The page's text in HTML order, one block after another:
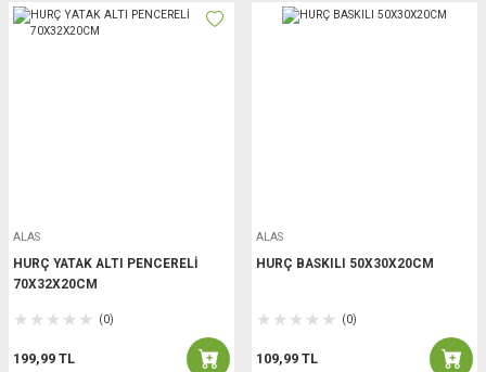
ALAS
HURÇ YATAK ALTI PENCERELİ
70X32X20CM
(0)
199,99 TL
ALAS
HURÇ BASKILI 50X30X20CM
(0)
109,99 TL